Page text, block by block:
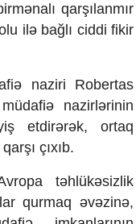
qarşılanmır
ilə bağlı ciddi fikir
naziri Robertas
nazirlərinin
etdirərək, ortaq
çıxıb.
təhlükəsizlik
qurmaq əvəzinə,